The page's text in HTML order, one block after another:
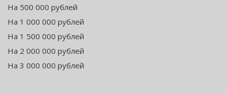
На 500 000 рублей
На 1 000 000 рублей
На 1 500 000 рублей
На 2 000 000 рублей
На 3 000 000 рублей